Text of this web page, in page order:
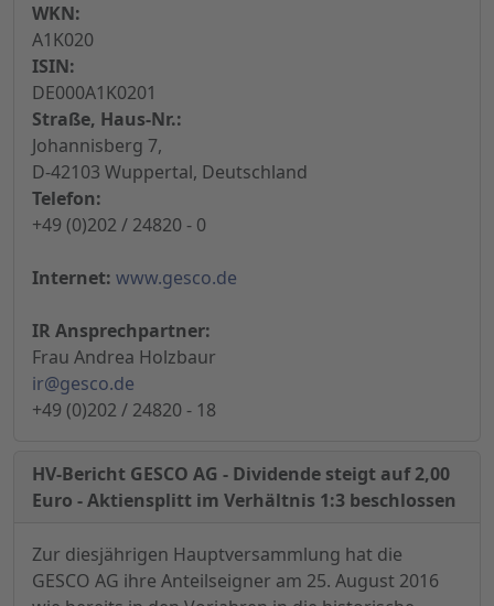
WKN:
A1K020
ISIN:
DE000A1K0201
Straße, Haus-Nr.:
Johannisberg 7,
D-42103 Wuppertal, Deutschland
Telefon:
+49 (0)202 / 24820 - 0
Internet: www.gesco.de
IR Ansprechpartner:
Frau Andrea Holzbaur
ir@gesco.de
+49 (0)202 / 24820 - 18
HV-Bericht GESCO AG - Dividende steigt auf 2,00
Euro - Aktiensplitt im Verhältnis 1:3 beschlossen
Zur diesjährigen Hauptversammlung hat die
GESCO AG ihre Anteilseigner am 25. August 2016